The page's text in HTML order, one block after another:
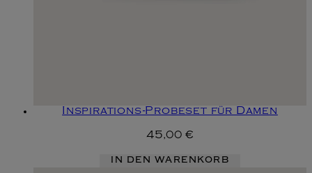
Inspirations-Probeset für Damen
45,00 €
IN DEN WARENKORB